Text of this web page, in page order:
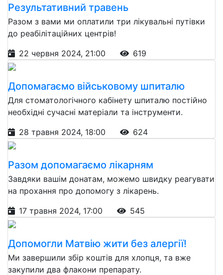
Результативний травень
Разом з вами ми оплатили три лікувальні путівки
до реабілітаційних центрів!
22 червня 2024, 21:00
619
Допомагаємо військовому шпиталю
Для стоматологічного кабінету шпиталю постійно
необхідні сучасні матеріали та інструменти.
28 травня 2024, 18:00
624
Разом допомагаємо лікарням
Завдяки вашім донатам, можемо швидку реагувати
на прохання про допомогу з лікарень.
17 травня 2024, 17:00
545
Допомогли Матвію жити без алергії!
Ми завершили збір коштів для хлопця, та вже
закупили два флакони препарату.